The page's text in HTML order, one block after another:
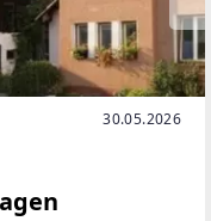
30.05.2026